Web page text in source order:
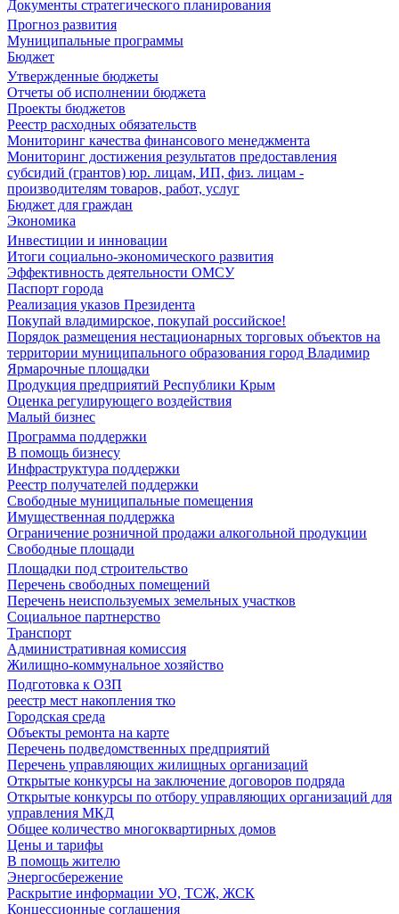
Документы стратегического планирования
Прогноз развития
Муниципальные программы
Бюджет
Утвержденные бюджеты
Отчеты об исполнении бюджета
Проекты бюджетов
Реестр расходных обязательств
Мониторинг качества финансового менеджмента
Мониторинг достижения результатов предоставления
субсидий (грантов) юр. лицам, ИП, физ. лицам -
производителям товаров, работ, услуг
Бюджет для граждан
Экономика
Инвестиции и инновации
Итоги социально-экономического развития
Эффективность деятельности ОМСУ
Паспорт города
Реализация указов Президента
Покупай владимирское, покупай российское!
Порядок размещения нестационарных торговых объектов на
территории муниципального образования город Владимир
Ярмарочные площадки
Продукция предприятий Республики Крым
Оценка регулирующего воздействия
Малый бизнес
Программа поддержки
В помощь бизнесу
Инфраструктура поддержки
Реестр получателей поддержки
Свободные муниципальные помещения
Имущественная поддержка
Ограничение розничной продажи алкогольной продукции
Свободные площади
Площадки под строительство
Перечень свободных помещений
Перечень неиспользуемых земельных участков
Социальное партнерство
Транспорт
Административная комиссия
Жилищно-коммунальное хозяйство
Подготовка к ОЗП
реестр мест накопления тко
Городская среда
Объекты ремонта на карте
Перечень подведомственных предприятий
Перечень управляющих жилищных организаций
Открытые конкурсы на заключение договоров подряда
Открытые конкурсы по отбору управляющих организаций для
управления МКД
Общее количество многоквартирных домов
Цены и тарифы
В помощь жителю
Энергосбережение
Раскрытие информации УО, ТСЖ, ЖСК
Концессионные соглашения